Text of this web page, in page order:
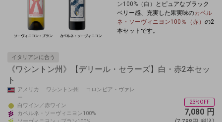
ン100%（白）
とピュアなブラック
ベリー感、充実した果実味のカベル
ネ・ソーヴィニヨン100％（赤） の2
本セットです。
イタリアンに合う
《ワシントン州》【デリール・セラーズ】白・赤2本セッ
ト
アメリカ ワシントン州 コロンビア・ヴァレ
ー
白ワイン／赤ワイン
カベルネ・ソーヴィニヨン100%
23%OFF
7,080 円